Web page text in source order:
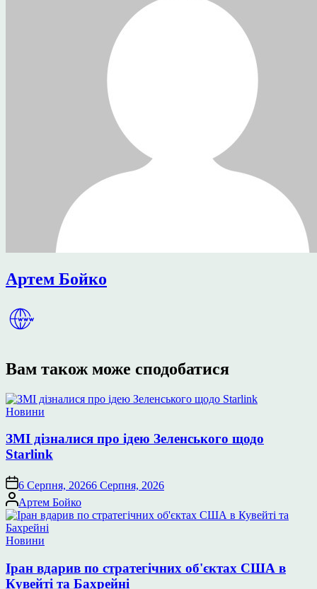
Артем Бойко
Вам також може сподобатися
Опублікувати
Новини
ЗМІ дізналися про ідею Зеленського щодо
Starlink
6 Серпня, 20266 Серпня, 2026
Опубліковано
Артем Бойко
Опублікувати
Новини
Іран вдарив по стратегічних об'єктах США в
Кувейті та Бахрейні